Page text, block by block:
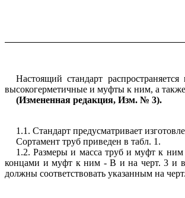
Настоящий стандарт
высокогерметичные и муфты к ним, а
(Измененная редакция, Изм. № 3).
1.1. Стандарт предусматривает
Сортамент труб приведен в табл. 1.
1.2. Размеры и масса труб и муфт к
концами и муфт к ним - В и на черт. 3 и
должны соответствовать указанным на